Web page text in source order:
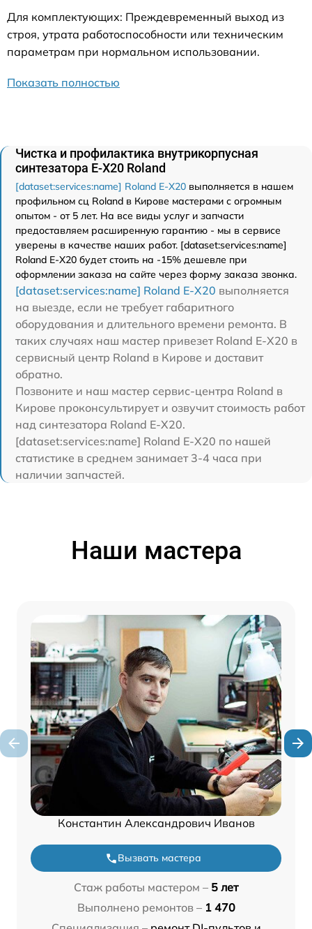
Для комплектующих: Преждевременный выход из
строя, утрата работоспособности или техническим
параметрам при нормальном использовании.
Показать полностью
Чистка и профилактика внутрикорпусная
синтезатора E-X20 Roland
[dataset:services:name] Roland E-X20 выполняется в нашем
профильном сц Roland в Кирове мастерами с огромным
опытом - от 5 лет. На все виды услуг и запчасти
предоставляем расширенную гарантию - мы в сервисе
уверены в качестве наших работ. [dataset:services:name]
Roland E-X20 будет стоить на -15% дешевле при
оформлении заказа на сайте через форму заказа звонка.
[dataset:services:name] Roland E-X20 выполняется
на выезде, если не требует габаритного
оборудования и длительного времени ремонта. В
таких случаях наш мастер привезет Roland E-X20 в
сервисный центр Roland в Кирове и доставит
обратно.
Позвоните и наш мастер сервис-центра Roland в
Кирове проконсультирует и озвучит стоимость работ
над синтезатора Roland E-X20.
[dataset:services:name] Roland E-X20 по нашей
статистике в среднем занимает 3-4 часа при
наличии запчастей.
Наши мастера
Константин Александрович Иванов
Вызвать мастера
Стаж работы мастером – 5 лет
Выполнено ремонтов – 1 470